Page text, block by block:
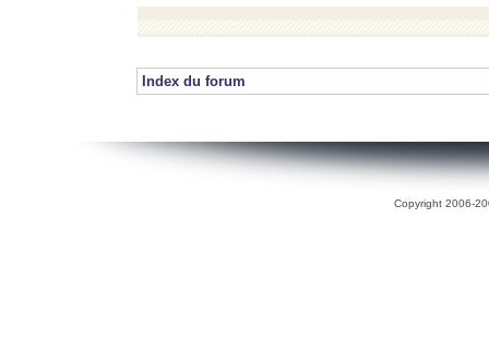
Index du forum
Copyright 2006-